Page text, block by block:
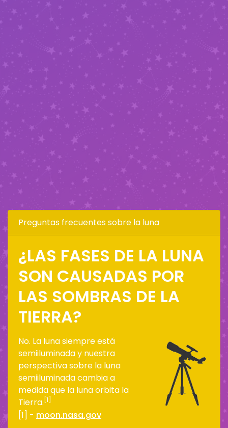
Preguntas frecuentes sobre la luna
¿LAS FASES DE LA LUNA
SON CAUSADAS POR
LAS SOMBRAS DE LA
TIERRA?
No. La luna siempre está
semiiluminada y nuestra
perspectiva sobre la luna
semiiluminada cambia a
medida que la luna orbita la
Tierra. [1]
[1] - moon.nasa.gov